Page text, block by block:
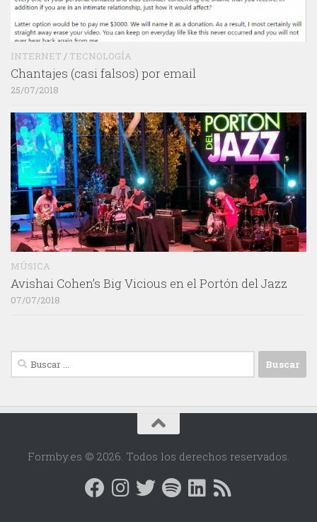
INTERNET / TECNOLOGÍA
Chantajes (casi falsos) por email
25/07/2018
MÚSICA
Avishai Cohen’s Big Vicious en el Portón del Jazz
07/07/2018
Buscar:
Formby.es © 2026. Todos los derechos reservados.